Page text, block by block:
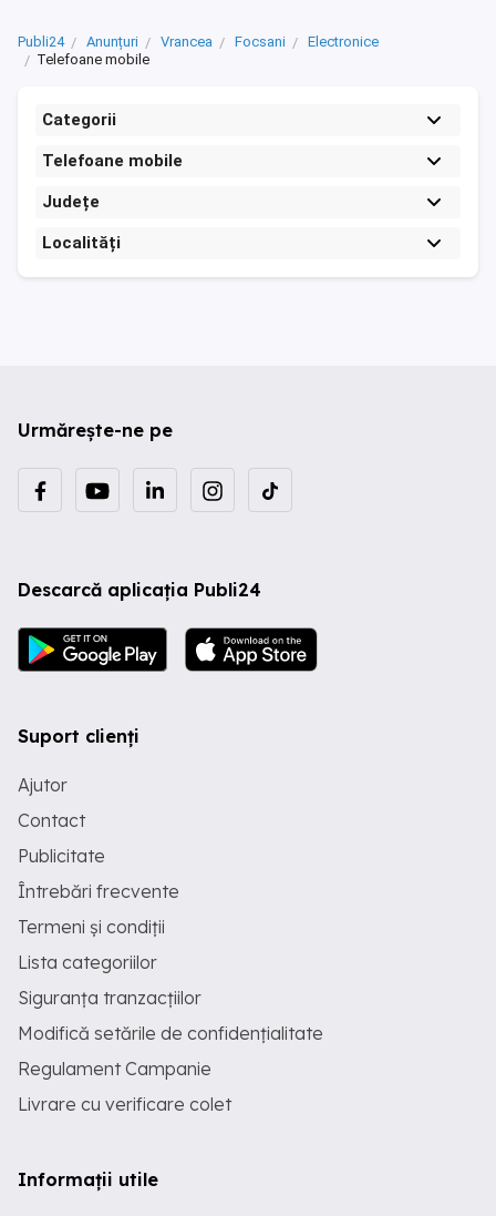
Publi24 Anunțuri Vrancea Focsani
Electronice
Telefoane mobile
Categorii
Telefoane mobile
Județe
Localități
Urmărește-ne pe
Descarcă aplicația Publi24
Suport clienți
Ajutor
Contact
Publicitate
Întrebări frecvente
Termeni și condiții
Lista categoriilor
Siguranța tranzacțiilor
Modifică setările de confidențialitate
Regulament Campanie
Livrare cu verificare colet
Informații utile